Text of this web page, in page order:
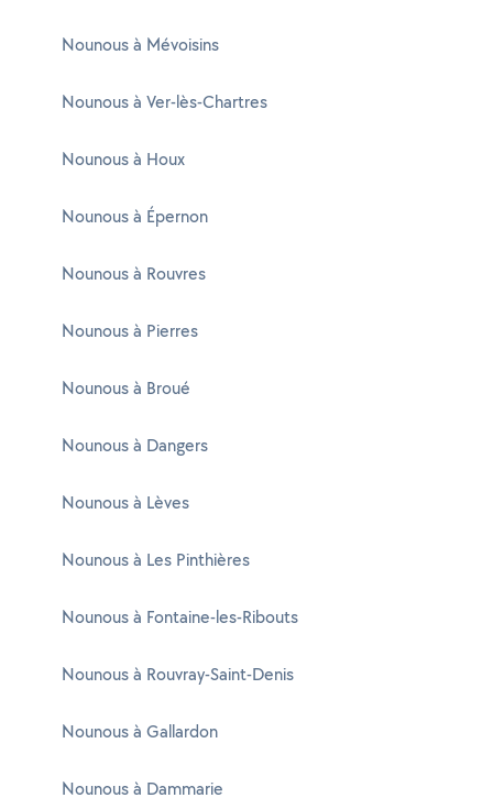
Nounous à Mévoisins
Nounous à Ver-lès-Chartres
Nounous à Houx
Nounous à Épernon
Nounous à Rouvres
Nounous à Pierres
Nounous à Broué
Nounous à Dangers
Nounous à Lèves
Nounous à Les Pinthières
Nounous à Fontaine-les-Ribouts
Nounous à Rouvray-Saint-Denis
Nounous à Gallardon
Nounous à Dammarie